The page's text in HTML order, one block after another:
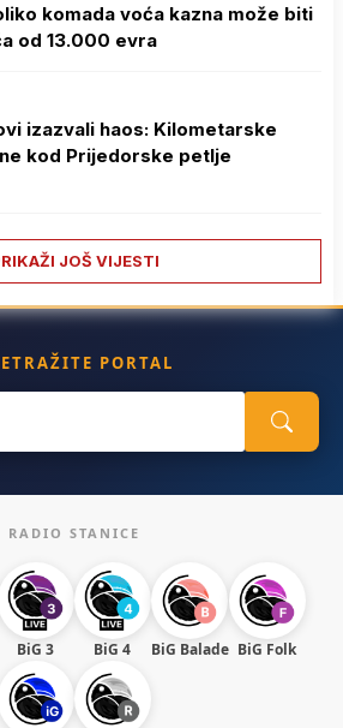
komada voća kazna može biti
od 13.000 evra
izazvali haos: Kilometarske
kod Prijedorske petlje
JOŠ VIJESTI
PORTAL
RADIO STANICE
BiG 3 BiG 4 BiG Balade BiG Folk